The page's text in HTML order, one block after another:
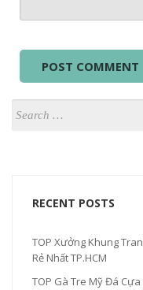
RECENT POSTS
TOP Xưởng Khung
Rẻ Nhất TP.HCM
TOP Gà Tre Mỹ Đá Cựa